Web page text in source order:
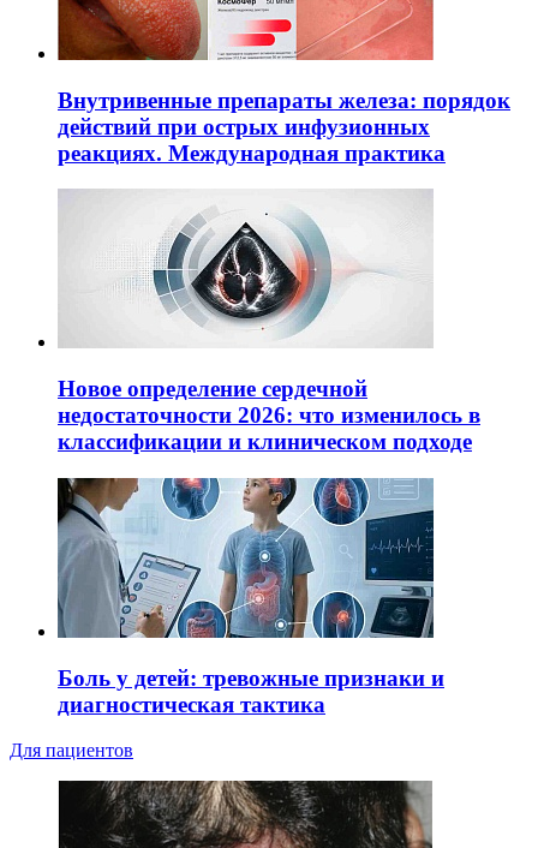
Внутривенные препараты железа: порядок
действий при острых инфузионных
реакциях. Международная практика
Новое определение сердечной
недостаточности 2026: что изменилось в
классификации и клиническом подходе
Боль у детей: тревожные признаки и
диагностическая тактика
Для пациентов